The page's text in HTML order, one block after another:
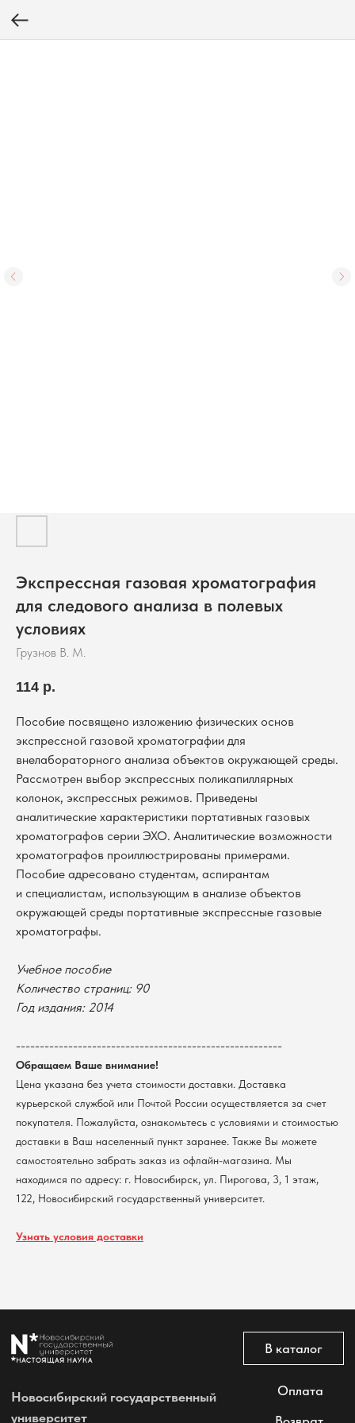
Экспрессная газовая хроматография
для следового анализа в полевых
условиях
Грузнов В. М.
114 р.
Пособие посвящено изложению физических основ
экспрессной газовой хроматографии для
внелабораторного анализа объектов окружающей среды.
Рассмотрен выбор экспрессных поликапиллярных
колонок, экспрессных режимов. Приведены
аналитические характеристики портативных газовых
хроматографов серии ЭХО. Аналитические возможности
хроматографов проиллюстрированы примерами.
Пособие адресовано студентам, аспирантам
и специалистам, использующим в анализе объектов
окружающей среды портативные экспрессные газовые
хроматографы.
Учебное пособие
Количество страниц: 90
Год издания: 2014
--------------------------------------------------------
Обращаем Ваше внимание!
Цена указана без учета стоимости доставки. Доставка
курьерской службой или Почтой России осуществляется за счет
покупателя. Пожалуйста, ознакомьтесь с условиями и стоимостью
доставки в Ваш населенный пункт заранее. Также Вы можете
самостоятельно забрать заказ из офлайн-магазина. Мы
находимся по адресу: г. Новосибирск, ул. Пирогова, 3, 1 этаж,
122, Новосибирский государственный университет.
Узнать условия доставки
Все права защищены
Политика обработки персональных данных
Согласие на обработку персональных данных
пользователей сайта
Новосибирский государственный
университет